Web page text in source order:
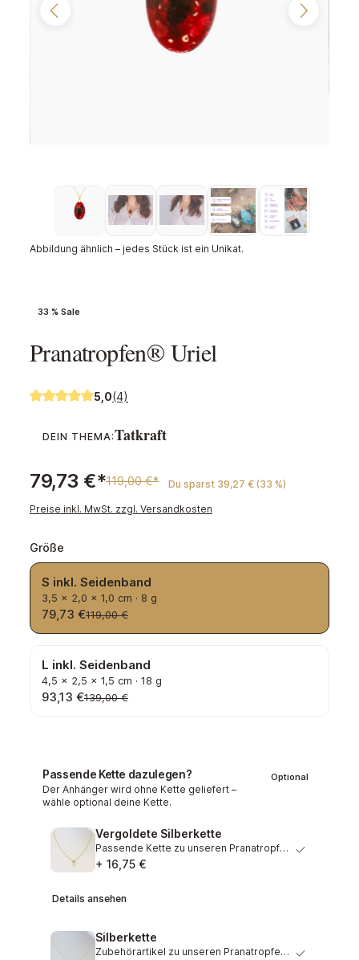
Abbildung ähnlich – jedes Stück ist ein Unikat.
33 % Sale
Pranatropfen® Uriel
Durchschnittliche Bewertung von 5 von 5 Sternen
5,0(4)
DEIN THEMA:Tatkraft
79,73 €*119,00 €* Du sparst 39,27 € (33 %)
Preise inkl. MwSt. zzgl. Versandkosten
Größe
S inkl. Seidenband
3,5 × 2,0 × 1,0 cm · 8 g
79,73 €119,00 €
L inkl. Seidenband
4,5 × 2,5 × 1,5 cm · 18 g
93,13 €139,00 €
Passende Kette dazulegen?
Der Anhänger wird ohne Kette geliefert –
wähle optional deine Kette.
Optional
Vergoldete Silberkette
Passende Kette zu unseren Pranatropfen. Anmutige Kette au…
+ 16,75 €
Details ansehen
Silberkette
Zubehörartikel zu unseren Pranatropfen. Wunderschöne Kett…